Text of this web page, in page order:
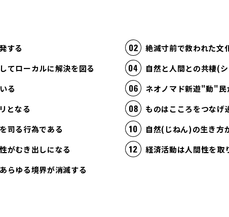
する
絶滅寸前で救われた文
てローカルに解決を図る
自然と人間との共棲(
る
ネオノマド新遊"動"民
となる
ものはこころをつなげ
司る行為である
自然(じねん)の生き方
がむき出しになる
らゆる境界が消滅する